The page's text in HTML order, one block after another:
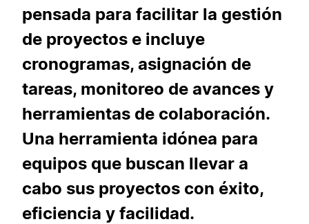
pensada para facilitar la gestión
de proyectos e incluye
cronogramas, asignación de
tareas, monitoreo de avances y
herramientas de colaboración.
Una herramienta idónea para
equipos que buscan llevar a
cabo sus proyectos con éxito,
eficiencia y facilidad.